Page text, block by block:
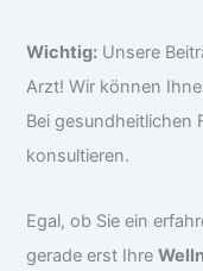
Wichtig: Unsere
Arzt! Wir können
Bei gesundheitlichen
konsultieren.
Egal, ob Sie ein
gerade erst Ihre